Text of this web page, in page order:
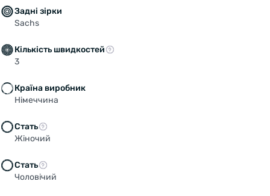
Задні зірки
Sachs
Кількість швидкостей
3
Країна виробник
Німеччина
Стать
Жіночий
Стать
Чоловічий